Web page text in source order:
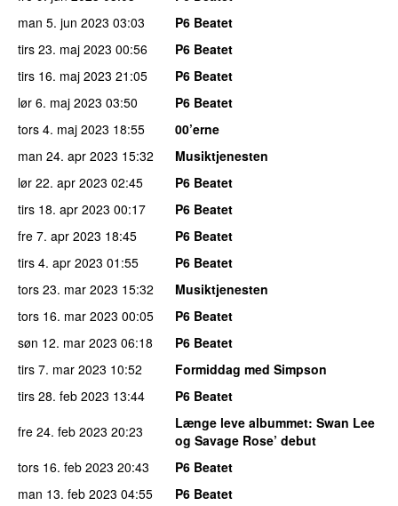
man 5. jun 2023 03:03
P6 Beatet
tirs 23. maj 2023 00:56
P6 Beatet
tirs 16. maj 2023 21:05
P6 Beatet
lør 6. maj 2023 03:50
P6 Beatet
tors 4. maj 2023 18:55
00’erne
man 24. apr 2023 15:32
Musiktjenesten
lør 22. apr 2023 02:45
P6 Beatet
tirs 18. apr 2023 00:17
P6 Beatet
fre 7. apr 2023 18:45
P6 Beatet
tirs 4. apr 2023 01:55
P6 Beatet
tors 23. mar 2023 15:32
Musiktjenesten
tors 16. mar 2023 00:05
P6 Beatet
søn 12. mar 2023 06:18
P6 Beatet
tirs 7. mar 2023 10:52
Formiddag med Simpson
tirs 28. feb 2023 13:44
P6 Beatet
fre 24. feb 2023 20:23 Længe leve albummet: Swan Lee
og Savage Rose’ debut
tors 16. feb 2023 20:43
P6 Beatet
man 13. feb 2023 04:55
P6 Beatet